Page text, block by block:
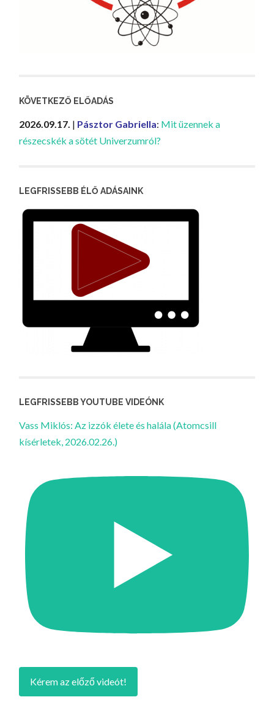
KÖVETKEZŐ ELŐADÁS
2026.09.17. | Pásztor Gabriella: Mit üzennek a
részecskék a sötét Univerzumról?
LEGFRISSEBB ÉLŐ ADÁSAINK
LEGFRISSEBB YOUTUBE VIDEÓNK
Vass Miklós: Az izzók élete és halála (Atomcsill
kísérletek, 2026.02.26.)
Kérem az előző videót!